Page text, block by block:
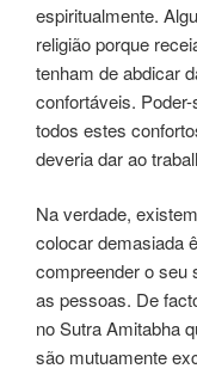
espiritualmente.
religião porque
tenham de abdicar
confortáveis.
todos estes
deveria dar ao
Na verdade,
colocar demasiada
compreender o seu
as pessoas. De
no Sutra Amitabha
são mutuamente